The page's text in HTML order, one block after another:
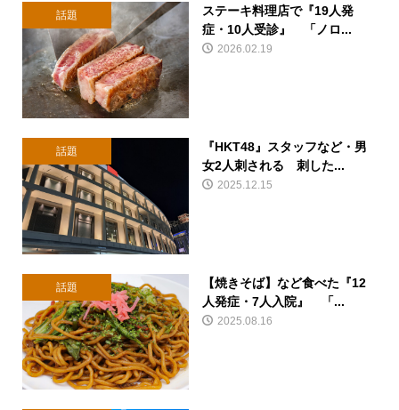
話題
ステーキ料理店で『19人発
症・10人受診』 「ノロ...
2026.02.19
話題
『HKT48』スタッフなど・男
女2人刺される 刺した...
2025.12.15
話題
【焼きそば】など食べた『12
人発症・7人入院』 「...
2025.08.16